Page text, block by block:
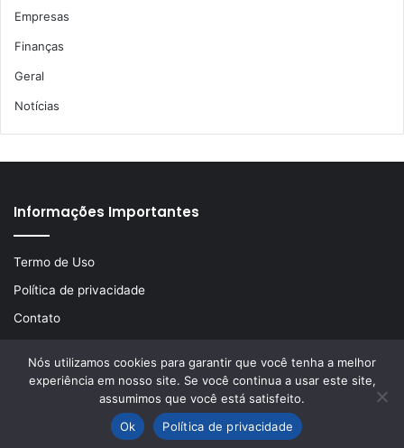
Empresas
Finanças
Geral
Notícias
Informações Importantes
Termo de Uso
Política de privacidade
Contato
© Copyright 2026, Todos os direitos reservados | Desenvolvido
porLA Comunicações
Nós utilizamos cookies para garantir que você tenha a melhor
experiência em nosso site. Se você continua a usar este site,
assumimos que você está satisfeito.
Ok
Política de privacidade